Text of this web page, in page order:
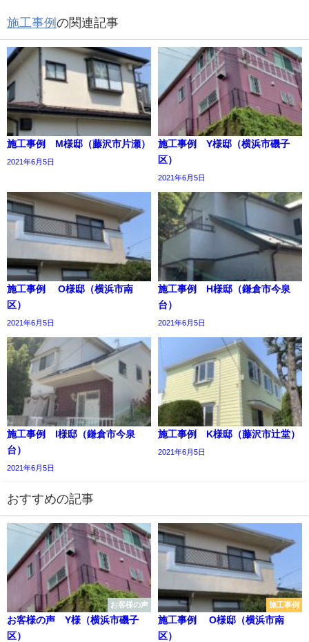
施工事例 の関連記事
施工事例 M様邸（藤沢市片瀬）
2021年6月5日
施工事例 Y様邸（横浜市磯子
区）
2021年6月5日
施工事例 O様邸（横浜市南
区）
2021年6月5日
施工事例 H様邸（鎌倉市今泉
台）
2021年6月5日
施工事例 I様邸（鎌倉市今泉
台）
2021年6月5日
施工事例 K様邸（藤沢市辻堂）
2021年6月5日
おすすめの記事
お客様の声
お客様の声 Y様（横浜市磯子
区）
施工事例
施工事例 O様邸（横浜市南
区）